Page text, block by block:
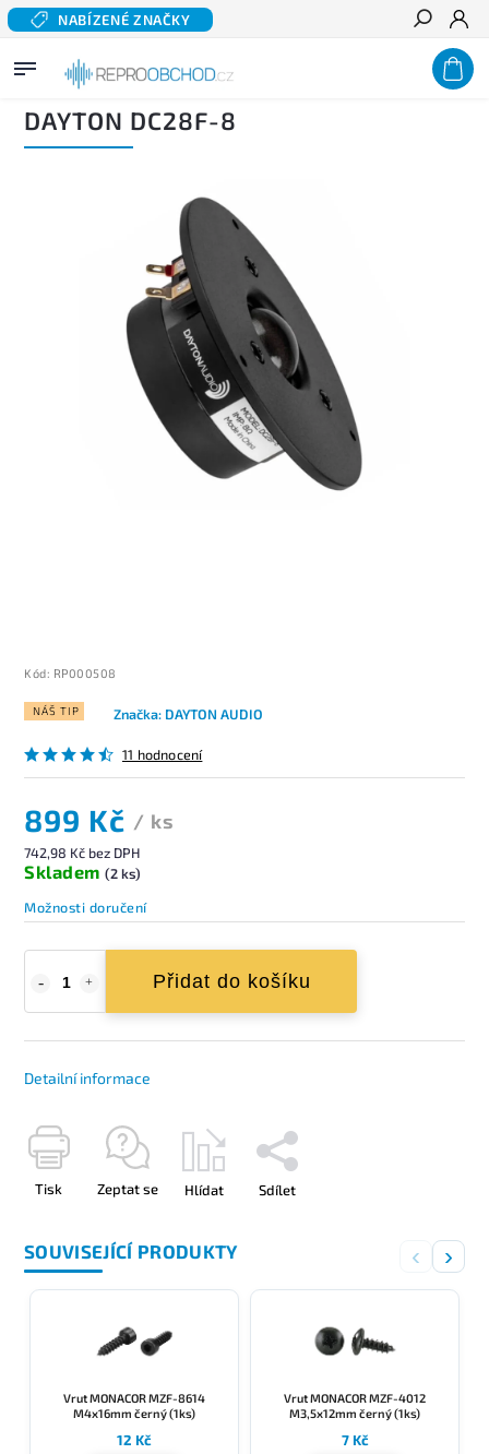
NABÍZENÉ ZNAČKY
Hledat
Domů/ Domácí audio/Komponentní reproduktory hi-fi Výškové reproduktory
/
DAYTON DC28F-8
DAYTON DC28F-8
Kód: RP000508
NÁŠ TIP
11 hodnocení
Značka: DAYTON AUDIO
899 Kč / ks
742,98 Kč bez DPH
Skladem (2 ks)
Možnosti doručení
Přidat do košíku
Detailní informace
Tisk Zeptat se Hlídat Sdílet
SOUVISEJÍCÍ PRODUKTY ‹ ›
Vrut MONACOR MZF-8614
M4x16mm černý (1ks)
12 Kč
Vrut MONACOR MZF-4012
M3,5x12mm černý (1ks)
7 Kč